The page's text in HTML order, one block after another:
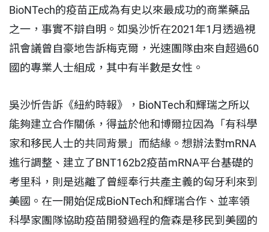
BioNTech的疫苗正成為有史以來最成功的商業藥品
之一，事實不辯自明。如吳沙忻在2021年1月透過視
訊會議曾自豪地告訴梅克爾，光速團隊由來自超過60
國的專業人士組成，其中有半數是女性。
吳沙忻告訴《紐約時報》，BioNTech和輝瑞之所以
能夠建立合作關係，得益於他和博爾拉因為「有科學
家和移民人士的共同背景」而結緣。想辦法對mRNA
進行調整、建立了BNT162b2疫苗mRNA平台基礎的
考里科，則是逃離了曾經奉行共產主義的匈牙利來到
美國。在一開始促成BioNTech和輝瑞合作、並率領
科學家團隊協助疫苗開發過程的詹森是移民到美國的